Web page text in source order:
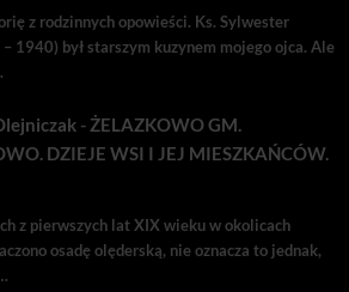
z rodzinnych opowieści. Ks. Sylwester
1940) był starszym kuzynem mojego ojca. Ale
- ŻELAZKOWO GM.
DZIEJE WSI I JEJ MIESZKAŃCÓW.
z pierwszych lat XIX wieku w okolicach
osadę olęderską, nie oznacza to jednak,